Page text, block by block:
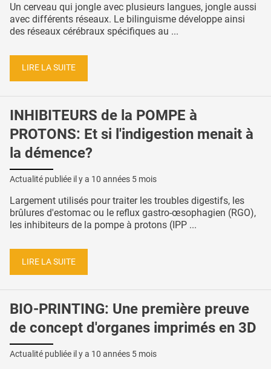
Un cerveau qui jongle avec plusieurs langues, jongle aussi
avec différents réseaux. Le bilinguisme développe ainsi
des réseaux cérébraux spécifiques au ...
LIRE LA SUITE
INHIBITEURS de la POMPE à
PROTONS: Et si l'indigestion menait à
la démence?
Actualité publiée il y a 10 années 5 mois
Largement utilisés pour traiter les troubles digestifs, les
brûlures d'estomac ou le reflux gastro-œsophagien (RGO),
les inhibiteurs de la pompe à protons (IPP ...
LIRE LA SUITE
BIO-PRINTING: Une première preuve
de concept d'organes imprimés en 3D
Actualité publiée il y a 10 années 5 mois